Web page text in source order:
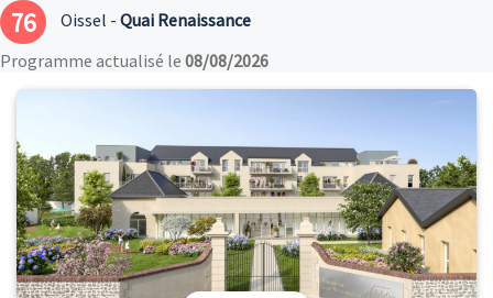
76 Oissel - Quai Renaissance
Programme actualisé le 08/08/2026